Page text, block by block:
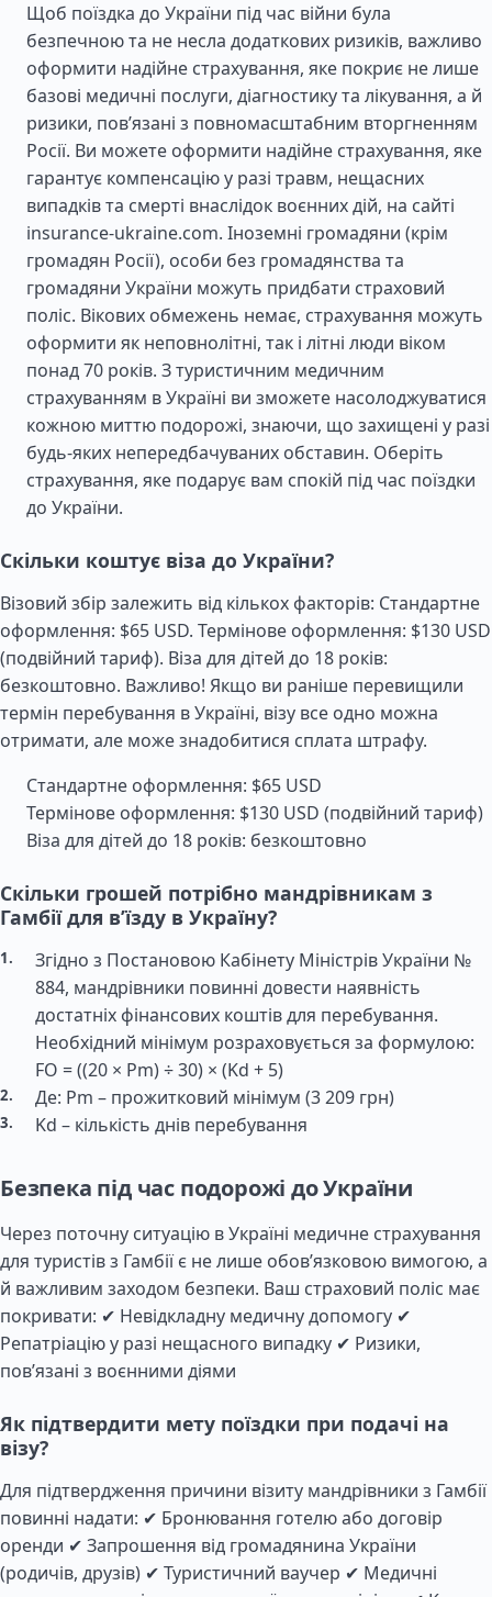
Щоб поїздка до України під час війни була
безпечною та не несла додаткових ризиків, важливо
оформити надійне страхування, яке покриє не лише
базові медичні послуги, діагностику та лікування, а й
ризики, пов’язані з повномасштабним вторгненням
Росії. Ви можете оформити надійне страхування, яке
гарантує компенсацію у разі травм, нещасних
випадків та смерті внаслідок воєнних дій, на сайті
insurance-ukraine.com. Іноземні громадяни (крім
громадян Росії), особи без громадянства та
громадяни України можуть придбати страховий
поліс. Вікових обмежень немає, страхування можуть
оформити як неповнолітні, так і літні люди віком
понад 70 років. З туристичним медичним
страхуванням в Україні ви зможете насолоджуватися
кожною миттю подорожі, знаючи, що захищені у разі
будь-яких непередбачуваних обставин. Оберіть
страхування, яке подарує вам спокій під час поїздки
до України.
Скільки коштує віза до України?
Візовий збір залежить від кількох факторів: Стандартне
оформлення: $65 USD. Термінове оформлення: $130 USD
(подвійний тариф). Віза для дітей до 18 років:
безкоштовно. Важливо! Якщо ви раніше перевищили
термін перебування в Україні, візу все одно можна
отримати, але може знадобитися сплата штрафу.
Стандартне оформлення: $65 USD
Термінове оформлення: $130 USD (подвійний тариф)
Віза для дітей до 18 років: безкоштовно
Скільки грошей потрібно мандрівникам з
Гамбії для в’їзду в Україну?
Згідно з Постановою Кабінету Міністрів України №
884, мандрівники повинні довести наявність
достатніх фінансових коштів для перебування.
Необхідний мінімум розраховується за формулою:
FO = ((20 × Pm) ÷ 30) × (Kd + 5)
Де: Pm – прожитковий мінімум (3 209 грн)
Kd – кількість днів перебування
Безпека під час подорожі до України
Через поточну ситуацію в Україні медичне страхування
для туристів з Гамбії є не лише обов’язковою вимогою, а
й важливим заходом безпеки. Ваш страховий поліс має
покривати: ✔ Невідкладну медичну допомогу ✔
Репатріацію у разі нещасного випадку ✔ Ризики,
пов’язані з воєнними діями
Як підтвердити мету поїздки при подачі на
візу?
Для підтвердження причини візиту мандрівники з Гамбії
повинні надати: ✔ Бронювання готелю або договір
оренди ✔ Запрошення від громадянина України
(родичів, друзів) ✔ Туристичний ваучер ✔ Медичні